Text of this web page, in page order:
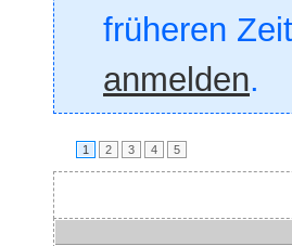
früheren
anmelden.
1 2 3 4 5